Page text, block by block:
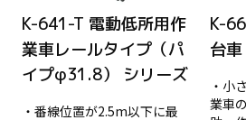
K-641-T 電動低所用作
業車レールタイプ（パ
イプφ31.8） シリーズ
・番線位置が2.5m以下に最
K-
台車
・小
業車